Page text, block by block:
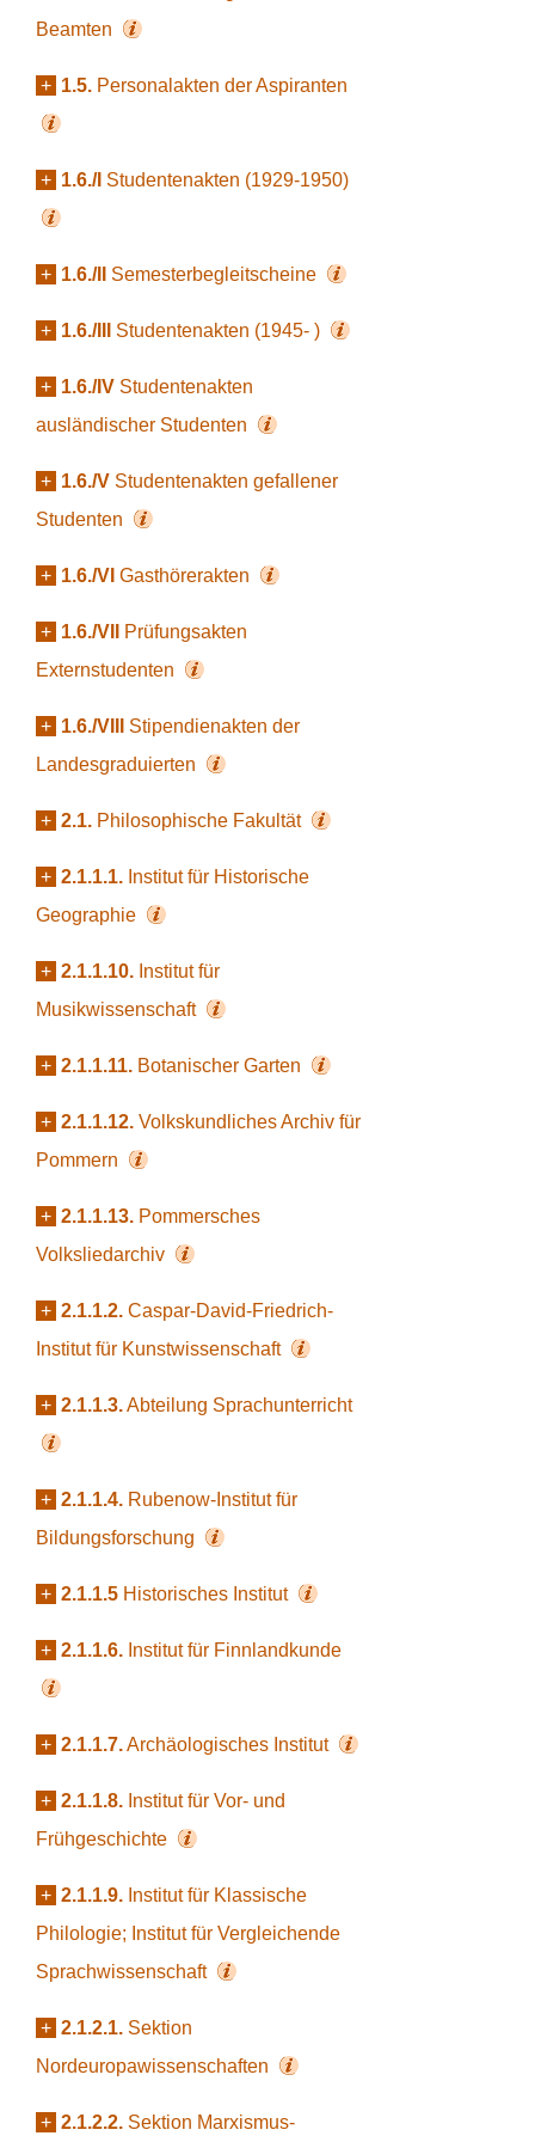
Beamten
+ 1.5. Personalakten der Aspiranten
+ 1.6./I Studentenakten (1929-1950)
+ 1.6./II Semesterbegleitscheine
+ 1.6./III Studentenakten (1945- )
+ 1.6./IV Studentenakten
ausländischer Studenten
+ 1.6./V Studentenakten gefallener
Studenten
+ 1.6./VI Gasthörerakten
+ 1.6./VII
Prüfungsakten
Externstudenten
+ 1.6./VIII
Stipendienakten der
Landesgraduierten
+ 2.1. Philosophische Fakultät
+ 2.1.1.1. Institut für Historische
Geographie
+ 2.1.1.10. Institut für
Musikwissenschaft
+ 2.1.1.11. Botanischer Garten
+ 2.1.1.12. Volkskundliches Archiv für
Pommern
+ 2.1.1.13. Pommersches
Volksliedarchiv
+ 2.1.1.2. Caspar-David-Friedrich-
Institut für Kunstwissenschaft
+ 2.1.1.3.Abteilung Sprachunterricht
+ 2.1.1.4. Rubenow-Institut für
Bildungsforschung
+ 2.1.1.5 Historisches Institut
+ 2.1.1.6. Institut für Finnlandkunde
+ 2.1.1.7.Archäologisches Institut
+ 2.1.1.8. Institut für Vor- und
Frühgeschichte
+ 2.1.1.9. Institut für Klassische
Philologie; Institut für Vergleichende
Sprachwissenschaft
+ 2.1.2.1. Sektion
Nordeuropawissenschaften
+ 2.1.2.2. Sektion Marxismus-